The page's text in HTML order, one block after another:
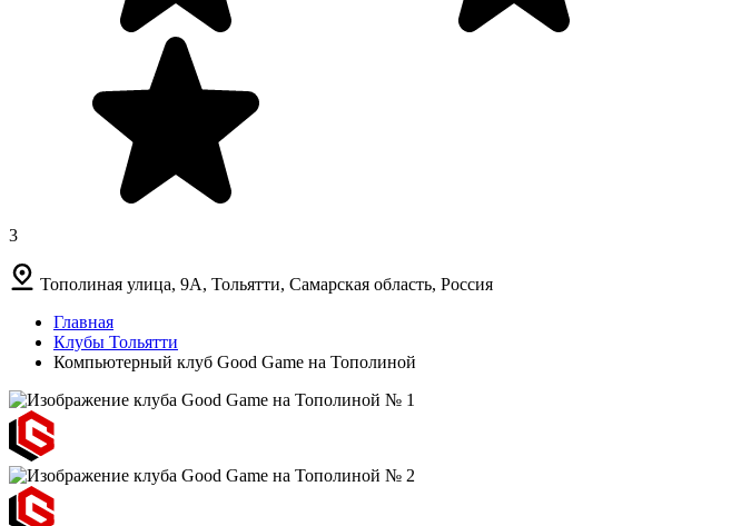
3
Тополиная улица, 9А, Тольятти, Самарская область, Россия
Главная
Клубы Тольятти
Компьютерный клуб Good Game на Тополиной